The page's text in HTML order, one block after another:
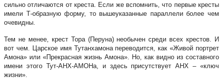
сильно отличаются от креста. Если же вспомнить, что первые кресты
имели Т-образную форму, то вышеуказанные параллели более чем
очевидны.
Тем не менее, крест Тора (Перуна) необычен среди всех крестов. И
вот чем. Царское имя Тутанхамона переводится, как «Живой портрет
Амона» или «Прекрасная жизнь Амона». Но, как видно из составного
имени этого Тут-АНХ-АМОНа, и здесь присутствует АНХ – «ключ
жизни».